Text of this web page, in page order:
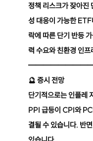
정책 리스크가 잦아진
성 대응이 가능한
락에 따른 단기 반등
력 수요와 친환경 인
🔮 증시 전망
단기적으로는 인플레
PPI 급등이 CPI와
결될 수 있습니다. 반